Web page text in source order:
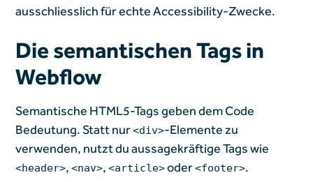
ausschliesslich für echte Accessibility-Zwecke.
Die semantischen Tags in
Webflow
Semantische HTML5-Tags geben dem Code
Bedeutung. Statt nur<div>-Elemente zu
verwenden, nutzt du aussagekräftige Tags wie
<header>,<nav>,<article>oder<footer>.